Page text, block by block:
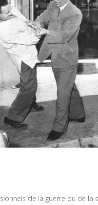
de la guerre ou de la